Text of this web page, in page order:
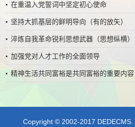
在重温入党誓词中坚定初心使命
坚持大抓基层的鲜明导向（有的放矢）
淬炼自我革命锐利思想武器（思想纵横）
加强党对人才工作的全面领导
精神生活共同富裕是共同富裕的重要内容
Copyright © 2002-2017 DEDECMS.